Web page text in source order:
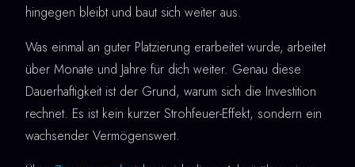
hingegen bleibt und baut sich weiter aus.
Was einmal an guter Platzierung erarbeitet wurde, arbeitet
über Monate und Jahre für dich weiter. Genau diese
Dauerhaftigkeit ist der Grund, warum sich die Investition
rechnet. Es ist kein kurzer Strohfeuer-Effekt, sondern ein
wachsender Vermögenswert.